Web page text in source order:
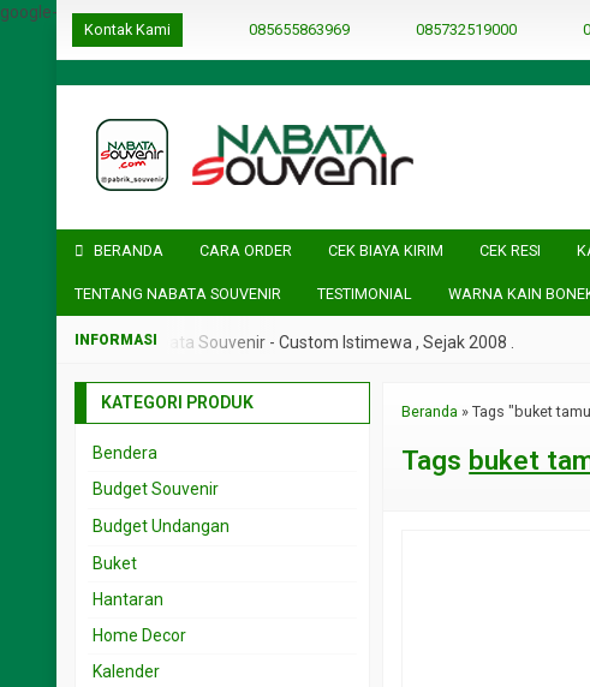
google-site-verification=ulGFAYaRwT3xFs4fCyDEYtZPCSlyYvbOPvhRRObUW-
Kontak Kami 085655863969 085732519000
BERANDA CARA ORDER CEK BIAYA KIRIM CEK RESI
TENTANG NABATA SOUVENIR TESTIMONIAL WARNA KAIN
2008 . Nabata Souvenir - Custom Istimewa , Sejak 2008 .
Beranda »Tags "buket
Tags buket
KATEGORI PRODUK
Bendera
Budget Souvenir
Souvenir < 5rb
Souvenir 15.001 < 25 rb
Souvenir 25.001 < 50 rb
Souvenir 5.001 < 15 rb
Souvenir 50.001 < 100 rb
Budget Undangan
Undangan 1rb – 2rb
Undangan 2.001- 3rb
Undangan 3.001 – 5rb
Undangan 5.001 – 10rb
Buket
Hantaran
Home Decor
Kalender